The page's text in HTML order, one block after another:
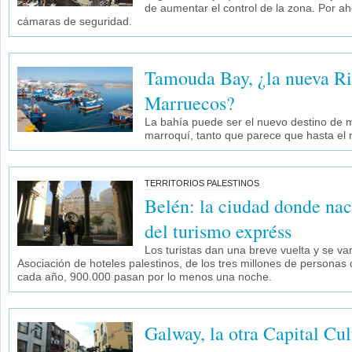
de aumentar el control de la zona. Por
cámaras de seguridad.
Tamouda Bay, ¿la nueva
Marruecos?
La bahía puede ser el nuevo destino de
marroquí, tanto que parece que hasta el
TERRITORIOS PALESTINOS
Belén: la ciudad donde
del turismo expréss
Los turistas dan una breve vuelta y se
Asociación de hoteles palestinos, de los tres millones de personas
cada año, 900.000 pasan por lo menos una noche.
Galway, la otra Capital